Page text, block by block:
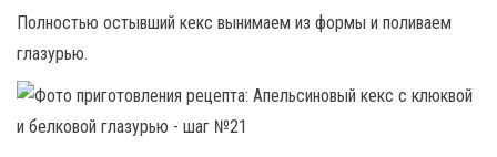
Полностью остывший кекс вынимаем из формы и поливаем
глазурью.